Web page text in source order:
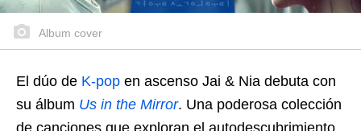
Album cover
El dúo de K-pop en ascenso Jai & Nia debuta con
su álbum Us in the Mirror. Una poderosa colección
de canciones que exploran el autodescubrimiento,